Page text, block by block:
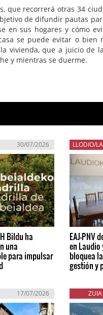
que recorrerá otras 34
de difundir pautas
en sus hogares y cómo
se puede evitar o bien
vivienda, que a juicio de
y mientras se duerme.
30/07/2026
Bildu ha
una
para impulsar
LLODIO/
EAJ-PNV
en
bloquea
gestión y
17/07/2026 ZUIA